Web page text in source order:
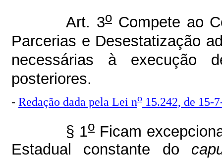
Art. 3oCompete ao
Parcerias e Desestatização
necessárias à execução
posteriores.
- Redação dada pela Lei no 15.242, de 15-
§ 1o Ficam
Estadual constante do